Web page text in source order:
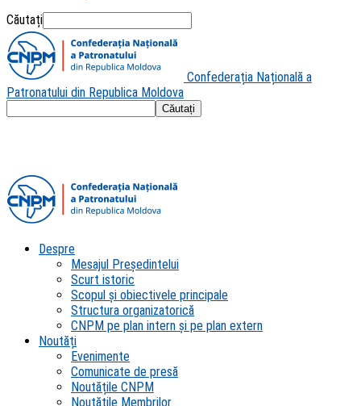
Căutați
Confederația Națională a
Patronatului din Republica Moldova
Despre
Mesajul Președintelui
Scurt istoric
Scopul şi obiectivele principale
Structura organizatorică
CNPM pe plan intern şi pe plan extern
Noutăți
Evenimente
Comunicate de presă
Noutățile CNPM
Noutățile Membrilor